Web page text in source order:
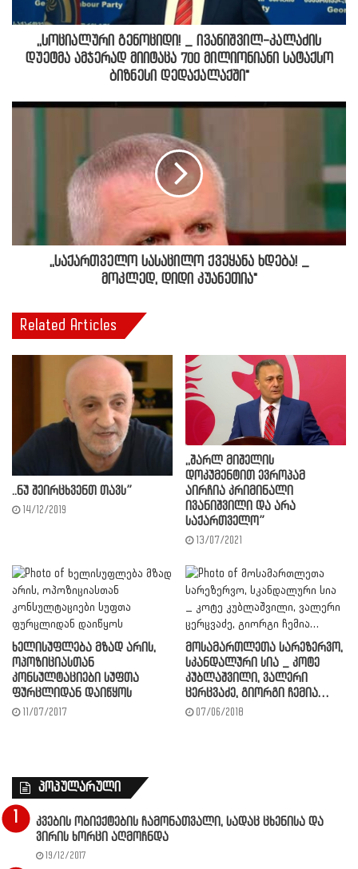
,,სოციალური გენოციდი! _ ივანიშვილ-კალაძის
დუეტმა ამჯერად მიიტაცა 700 მილიონიანი სატაქსო
ბიზნესი დედაქალაქში"
,,საქართველო სასაცილო ქვეყანა ხდება! _
მოკლედ, დიდი კუანეთია"
Related Articles
..ნუ შეირცხვენთ თავს”
14/12/2019
,,შარლ მიშელის
დოკუმენტით ევროპამ
აირჩია კრიმინალი
ივანიშვილი და არა
საქართველო”
13/07/2021
ხელისუფლება მზად არის,
ოპოზიციასთან
კონსულტაციები სუფთა
ფურცლიდან დაიწყოს
11/07/2017
მოსამართლეთა სარეზერვო,
სკანდალური სია _ კოტე
კუბლაშვილი, ვალერი
ცერცვაძე, გიორგი ჩემია…
07/06/2018
პოპულარული
კვების ობიექტების ჩამონათვალი, სადაც ცხენისა და
ვირის ხორცი აღმოჩნდა
19/12/2017